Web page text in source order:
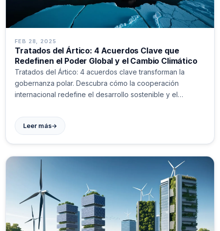
FEB 28, 2025
Tratados del Ártico: 4 Acuerdos Clave que
Redefinen el Poder Global y el Cambio Climático
Tratados del Ártico: 4 acuerdos clave transforman la
gobernanza polar. Descubra cómo la cooperación
internacional redefine el desarrollo sostenible y el
Leer más→